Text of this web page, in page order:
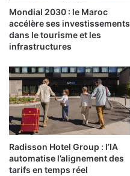
Mondial 2030 : le Maroc
accélère ses investissements
dans le tourisme et les
infrastructures
Radisson Hotel Group : l’IA
automatise l’alignement des
tarifs en temps réel